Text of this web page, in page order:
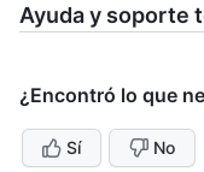
Ayuda y soporte
¿Encontró lo que
Sí No